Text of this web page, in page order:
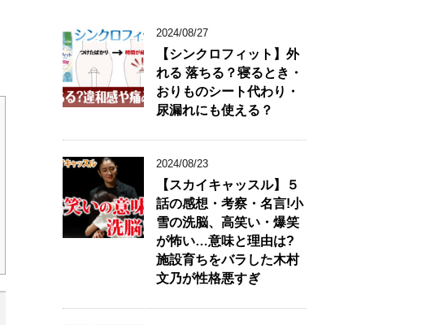
テ
ゴ
リ
★
2024/08/27
【シンクロフィット】外
れる 落ちる？寝るとき・
おりものシート代わり・
尿漏れにも使える？
2024/08/23
【スカイキャッスル】５
話の感想・考察・名言!小
雪の洗脳、高笑い・爆笑
が怖い…意味と理由は?
施設育ちをバラした木村
文乃が性格悪すぎ